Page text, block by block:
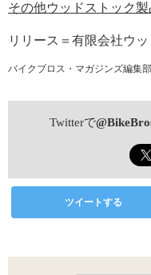
その他ウッドストック
リリース＝有限会社ウッ
バイクブロス・マガジンズ編集部
Twitterで
ツイートする